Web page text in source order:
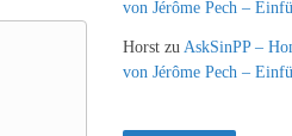
von Jérôme Pech –
Horst zu AskSinPP –
von Jérôme Pech –